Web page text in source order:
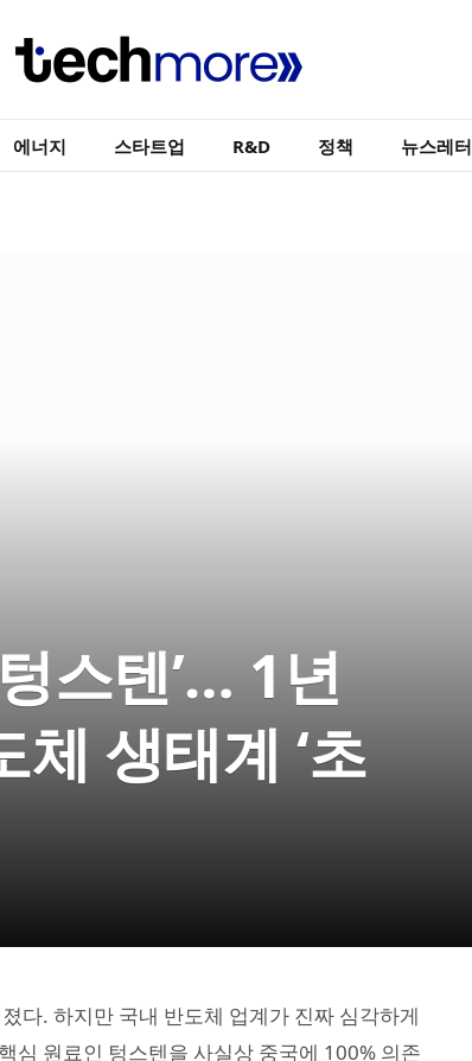
에너지 스타트업 R&D 정책 뉴스레터
스텐’… 1년
생태계 ‘초
다. 하지만 국내 반도체 업계가 진짜 심각하게
심 원료인 텅스텐을 사실상 중국에 100% 의존